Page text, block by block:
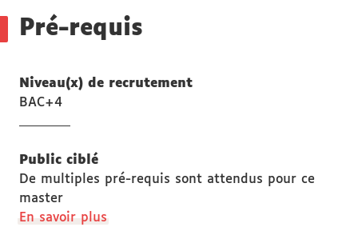
Pré-requis
Niveau(x) de recrutement
BAC+4
Public ciblé
De multiples pré-requis sont attendus pour ce
master
En savoir plus